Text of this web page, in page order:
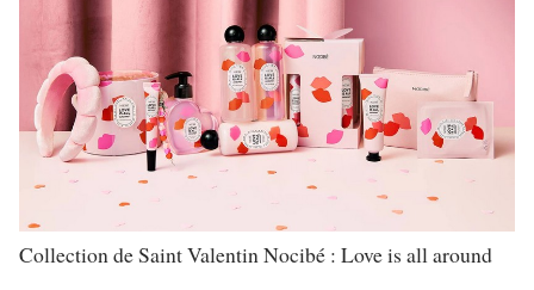
Collection de Saint Valentin Nocibé : Love is all around